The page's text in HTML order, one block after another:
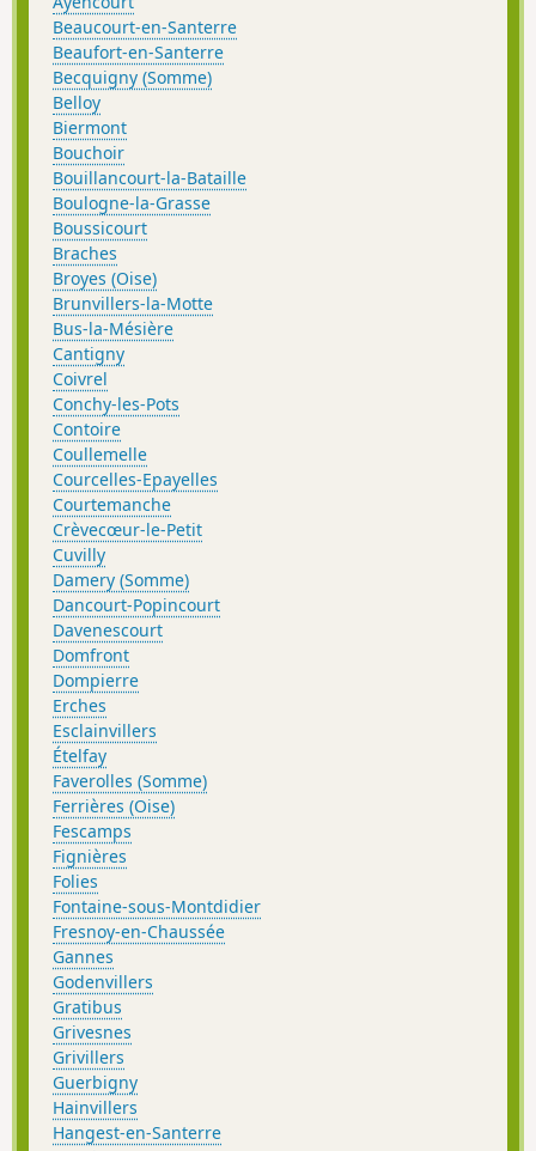
Beaucourt-en-Santerre
Beaufort-en-Santerre
Becquigny (Somme)
Belloy
Biermont
Bouchoir
Bouillancourt-la-Bataille
Boulogne-la-Grasse
Boussicourt
Braches
Broyes (Oise)
Brunvillers-la-Motte
Bus-la-Mésière
Cantigny
Coivrel
Conchy-les-Pots
Contoire
Coullemelle
Courcelles-Epayelles
Courtemanche
Crèvecœur-le-Petit
Cuvilly
Damery (Somme)
Dancourt-Popincourt
Davenescourt
Domfront
Dompierre
Erches
Esclainvillers
Ételfay
Faverolles (Somme)
Ferrières (Oise)
Fescamps
Fignières
Folies
Fontaine-sous-Montdidier
Fresnoy-en-Chaussée
Gannes
Godenvillers
Gratibus
Grivesnes
Grivillers
Guerbigny
Hainvillers
Hangest-en-Santerre